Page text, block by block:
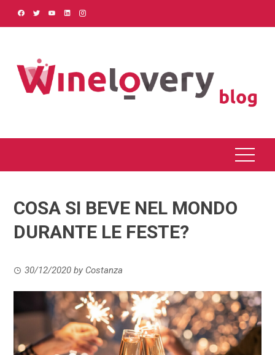
COSA SI BEVE NEL MONDO
DURANTE LE FESTE?
30/12/2020 by Costanza